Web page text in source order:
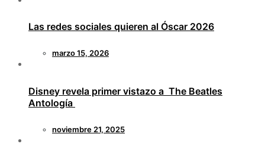
Las redes sociales quieren al Óscar 2026
marzo 15, 2026
Disney revela primer vistazo a The Beatles
Antología
noviembre 21, 2025